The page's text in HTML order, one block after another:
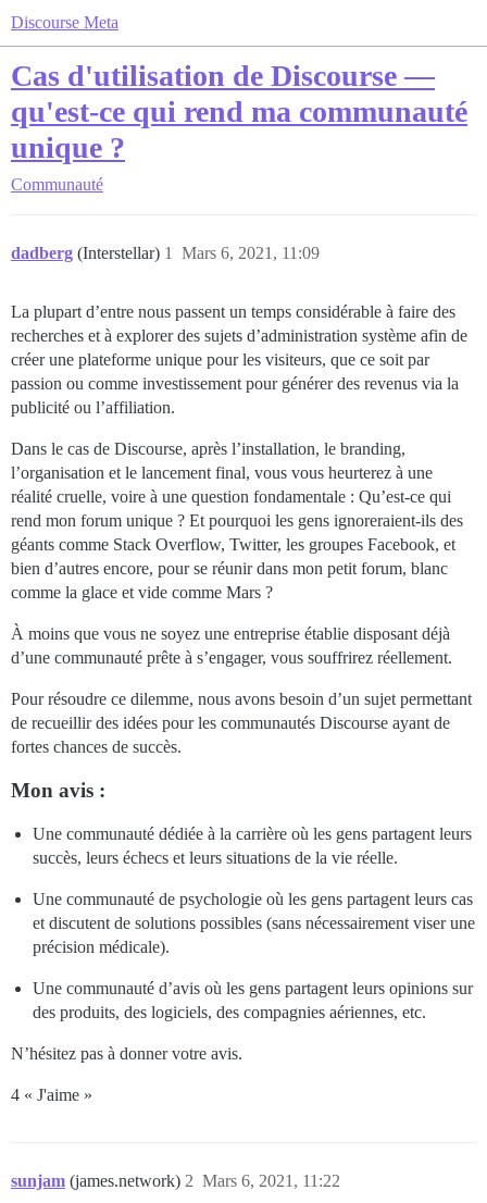
Discourse Meta
Cas d'utilisation de Discourse —
qu'est-ce qui rend ma communauté
unique ?
Communauté
dadberg (Interstellar) Mars 6, 2021, 11:09
1
La plupart d’entre nous passent un temps considérable à faire des
recherches et à explorer des sujets d’administration système afin de
créer une plateforme unique pour les visiteurs, que ce soit par
passion ou comme investissement pour générer des revenus via la
publicité ou l’affiliation.
Dans le cas de Discourse, après l’installation, le branding,
l’organisation et le lancement final, vous vous heurterez à une
réalité cruelle, voire à une question fondamentale : Qu’est-ce qui
rend mon forum unique ? Et pourquoi les gens ignoreraient-ils des
géants comme Stack Overflow, Twitter, les groupes Facebook, et
bien d’autres encore, pour se réunir dans mon petit forum, blanc
comme la glace et vide comme Mars ?
À moins que vous ne soyez une entreprise établie disposant déjà
d’une communauté prête à s’engager, vous souffrirez réellement.
Pour résoudre ce dilemme, nous avons besoin d’un sujet permettant
de recueillir des idées pour les communautés Discourse ayant de
fortes chances de succès.
Mon avis :
Une communauté dédiée à la carrière où les gens partagent leurs
succès, leurs échecs et leurs situations de la vie réelle.
Une communauté de psychologie où les gens partagent leurs cas
et discutent de solutions possibles (sans nécessairement viser une
précision médicale).
Une communauté d’avis où les gens partagent leurs opinions sur
des produits, des logiciels, des compagnies aériennes, etc.
N’hésitez pas à donner votre avis.
4 « J'aime »
sunjam (james.network) Mars 6, 2021, 11:22
2